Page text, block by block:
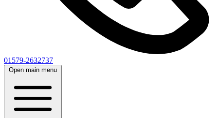
01579-2632737
Open main menu